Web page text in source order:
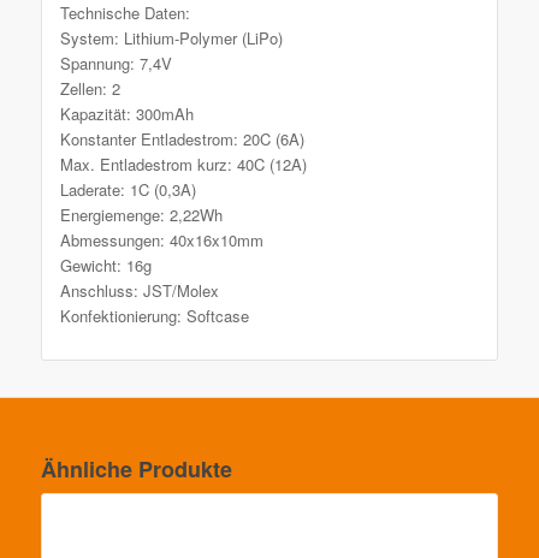
Technische Daten:
System: Lithium-Polymer (LiPo)
Spannung: 7,4V
Zellen: 2
Kapazität: 300mAh
Konstanter Entladestrom: 20C (6A)
Max. Entladestrom kurz: 40C (12A)
Laderate: 1C (0,3A)
Energiemenge: 2,22Wh
Abmessungen: 40x16x10mm
Gewicht: 16g
Anschluss: JST/Molex
Konfektionierung: Softcase
Ähnliche Produkte